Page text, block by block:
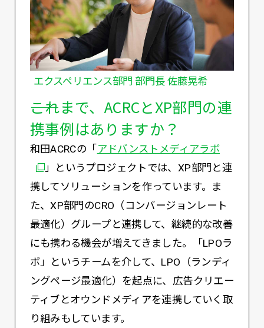
エクスペリエンス部門 部門長 佐藤晃希
――これまで、ACRCとXP部門の連
携事例はありますか？
和田ACRCの「 アドバンストメディアラボ別ウィン
」というプロジェクトでは、XP部門と連
携してソリューションを作っています。ま
た、XP部門のCRO（コンバージョンレート
最適化）グループと連携して、継続的な改善
にも携わる機会が増えてきました。「LPOラ
ボ」というチームを介して、LPO（ランディ
ングページ最適化）を起点に、広告クリエー
ティブとオウンドメディアを連携していく取
り組みもしています。